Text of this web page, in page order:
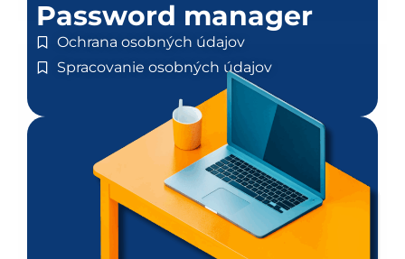
Password manager
Ochrana osobných údajov
Spracovanie osobných údajov